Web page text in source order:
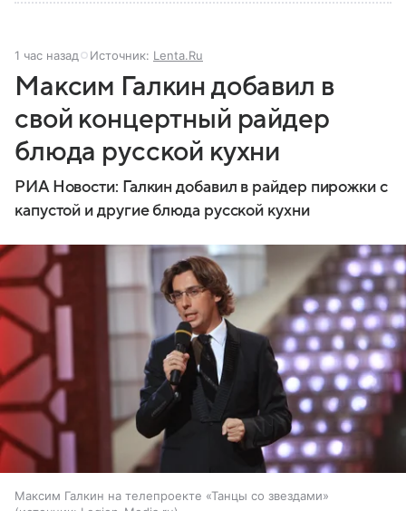
1 час назад Источник: Lenta.Ru
Максим Галкин добавил в
свой концертный райдер
блюда русской кухни
РИА Новости: Галкин добавил в райдер пирожки с
капустой и другие блюда русской кухни
Максим Галкин на телепроекте «Танцы со звездами»